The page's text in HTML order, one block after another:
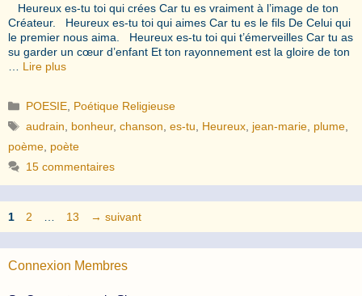
Heureux es-tu toi qui crées Car tu es vraiment à l’image de ton
Créateur. Heureux es-tu toi qui aimes Car tu es le fils De Celui qui
le premier nous aima. Heureux es-tu toi qui t’émerveilles Car tu as
su garder un cœur d’enfant Et ton rayonnement est la gloire de ton
Lire plus
Catégories
POESIE Poétique Religieuse
Étiquettes
audrain bonheur,chanson ,es-tu Heureux jean-marie plume
poème poète
15 commentaires
Page
1 Page
2 Page
13 → suivant
Connexion Membres